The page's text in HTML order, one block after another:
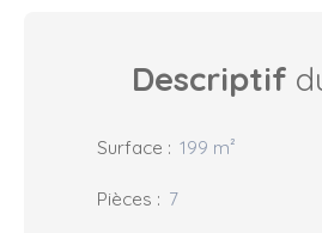
Descriptif
Surface : 199 m²
Pièces : 7